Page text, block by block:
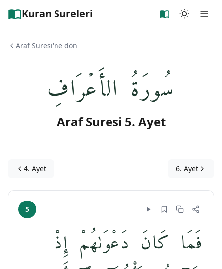
Kuran Sureleri
Araf Suresi'ne dön
سُورَةُ الأَعۡرَافِ
Araf Suresi 5. Ayet
4. Ayet 6. Ayet
5
فَمَا كَانَ دَعْوَىٰهُمْ إِذْ